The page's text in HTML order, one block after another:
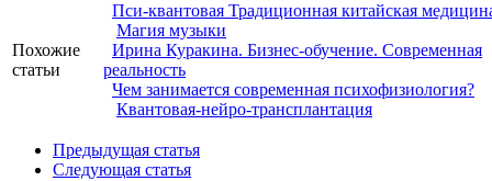
Похожие
статьи
Пси-квантовая Традиционная китайская
Магия музыки
Ирина Куракина. Бизнес-обучение. Современная
реальность
Чем занимается современная психофизиология?
Квантовая-нейро-трансплантация
Предыдущая статья
Следующая статья